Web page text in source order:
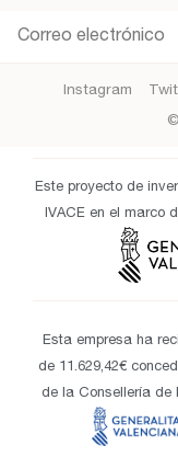
Instagram
Este proyecto de
IVACE en el marco
Esta empresa ha
de 11.629,42€
de la Consellería de